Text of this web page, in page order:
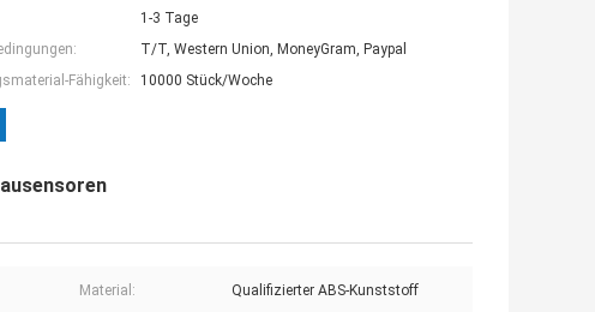
1-3 Tage
T/T, Western Union, MoneyGram, Paypal
Fähigkeit:
10000 Stück/Woche
Material: Qualifizierter ABS-Kunststoff